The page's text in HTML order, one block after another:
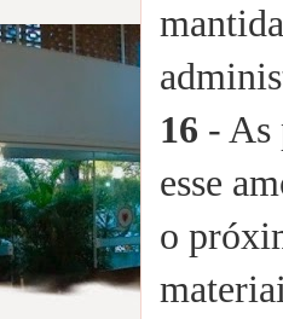
16 - As
esse
o